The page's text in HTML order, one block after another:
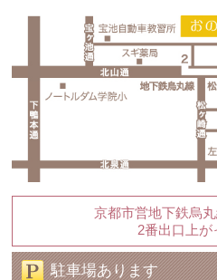
京都市営地下鉄烏
2番出口上が
駐車場あります